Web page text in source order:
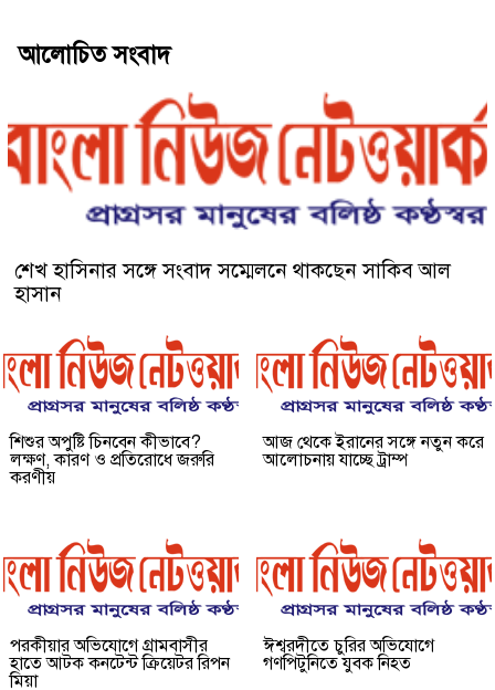
আলোচিত সংবাদ
শেখ হাসিনার সঙ্গে সংবাদ সম্মেলনে থাকছেন সাকিব আল
হাসান
শিশুর অপুষ্টি চিনবেন কীভাবে?
লক্ষণ, কারণ ও প্রতিরোধে জরুরি
করণীয়
আজ থেকে ইরানের সঙ্গে নতুন করে
আলোচনায় যাচ্ছে ট্রাম্প
পরকীয়ার অভিযোগে গ্রামবাসীর
হাতে আটক কনটেন্ট ক্রিয়েটর রিপন
মিয়া
ঈশ্বরদীতে চুরির অভিযোগে
গণপিটুনিতে যুবক নিহত